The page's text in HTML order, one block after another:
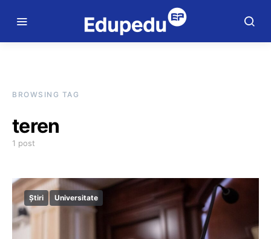
BROWSING TAG
teren
1 post
Știri Universitate